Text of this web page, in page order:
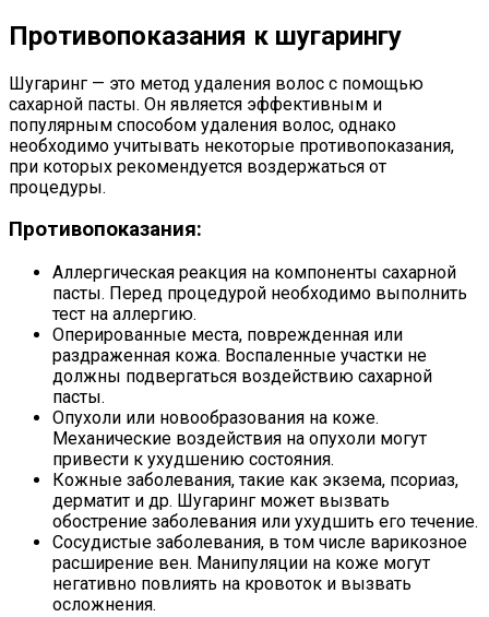
Противопоказания к шугарингу
Шугаринг — это метод удаления волос с помощью
сахарной пасты. Он является эффективным и
популярным способом удаления волос, однако
необходимо учитывать некоторые противопоказания,
при которых рекомендуется воздержаться от
процедуры.
Противопоказания:
Аллергическая реакция на компоненты сахарной
пасты. Перед процедурой необходимо выполнить
тест на аллергию.
Оперированные места, поврежденная или
раздраженная кожа. Воспаленные участки не
должны подвергаться воздействию сахарной
пасты.
Опухоли или новообразования на коже.
Механические воздействия на опухоли могут
привести к ухудшению состояния.
Кожные заболевания, такие как экзема, псориаз,
дерматит и др. Шугаринг может вызвать
обострение заболевания или ухудшить его течение.
Сосудистые заболевания, в том числе варикозное
расширение вен. Манипуляции на коже могут
негативно повлиять на кровоток и вызвать
осложнения.